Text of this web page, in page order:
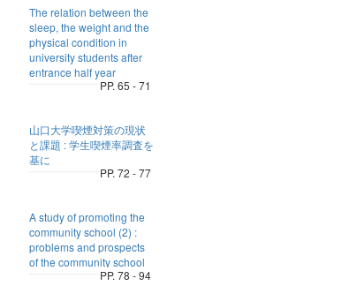
The relation between the
sleep, the weight and the
physical condition in
university students after
entrance half year
PP. 65 - 71
山口大学喫煙対策の現状
と課題 : 学生喫煙率調査を
基に
PP. 72 - 77
A study of promoting the
community school (2) :
problems and prospects
of the community school
PP. 78 - 94